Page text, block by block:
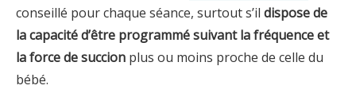
conseillé pour chaque séance, surtout s’il dispose de
la capacité d’être programmé suivant la fréquence et
la force de succion plus ou moins proche de celle du
bébé.